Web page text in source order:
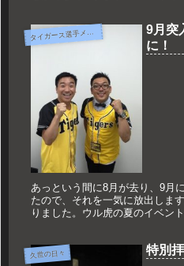
タ
イガース選手メニュー
9月突
に！
あっという間に8月が去り、9月
たので、それを一気に放出しま
りました。ウル虎の夏のイベン
久世の日々 特別